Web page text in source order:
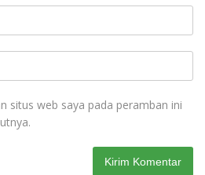
situs web saya pada peramban ini